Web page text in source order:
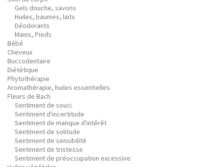
Gels douche, savons
Huiles, baumes, laits
Déodorants
Mains, Pieds
Bébé
Cheveux
Buccodentaire
Diététique
Phytothérapie
Aromathérapie, huiles essentielles
Fleurs de Bach
Sentiment de souci
Sentiment d'incertitude
Sentiment de manque d'intérêt
Sentiment de solitude
Sentiment de sensibilité
Sentiment de tristesse
Sentiment de préoccupation excessive